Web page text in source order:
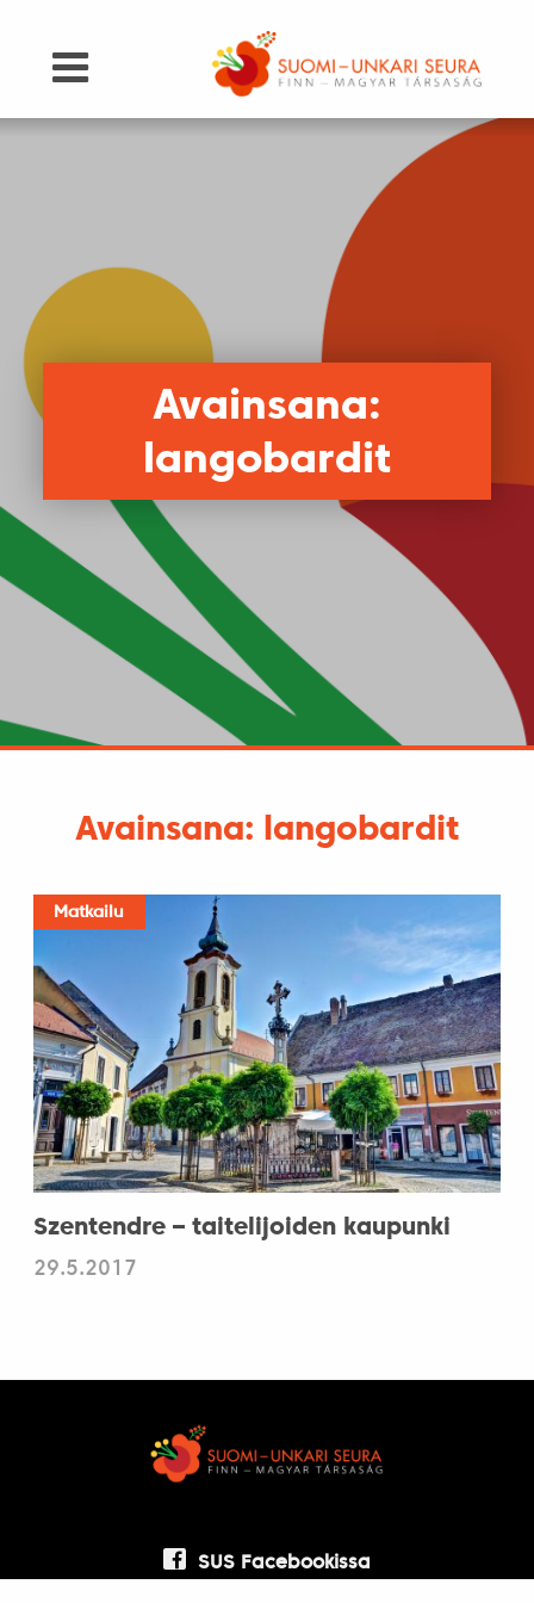
Avainsana:
langobardit
Avainsana: langobardit
Matkailu
Szentendre – taitelijoiden kaupunki
29.5.2017
SUS Facebookissa